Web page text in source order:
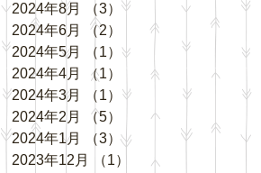
2024年8月
（3） 3件の記事
2024年6月
（2）
2件の記事
2024年5月
（1） 1件の記事
2024年4月
（1）
1件の記事
2024年3月
（1） 1件の記事
2024年2月
（5）
5件の記事
2024年1月
（3）3件の記事
2023年12月
（1）
1件の記事